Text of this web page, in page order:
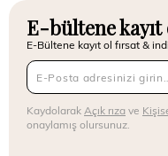
E-bültene kayıt
E-Bültene kayıt ol fırsat &
Kaydolarak Açık rızave
onaylamış olursunuz.